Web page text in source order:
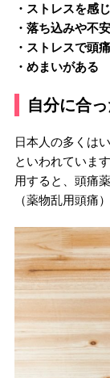
・ストレスを感
・落ち込みや不
・ストレスで頭
・めまいがある
自分に合
日本人の多くは
といわれていま
用すると、頭痛
（薬物乱用頭痛